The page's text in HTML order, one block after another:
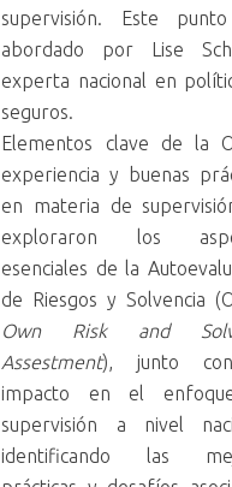
supervisión. Este
abordado por Lise
experta nacional en
seguros.
Elementos clave de la
experiencia y buenas
en materia de
exploraron los
esenciales de la
de Riesgos y Solvencia
Own Risk and
Assestment), junto
impacto en el
supervisión a nivel
identificando las